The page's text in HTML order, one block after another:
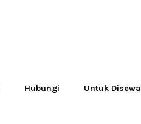
Hubungi Untuk Disewa